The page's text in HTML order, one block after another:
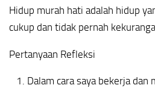
Hidup murah hati adalah hidup
cukup dan tidak pernah
Pertanyaan Refleksi
Dalam cara saya bekerja dan